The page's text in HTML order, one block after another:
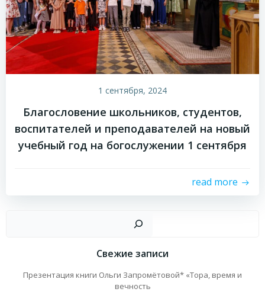
1 сентября, 2024
Благословение школьников, студентов,
воспитателей и преподавателей на новый
учебный год на богослужении 1 сентября
read more
Свежие записи
Презентация книги Ольги Запромётовой* «Тора, время и
вечность